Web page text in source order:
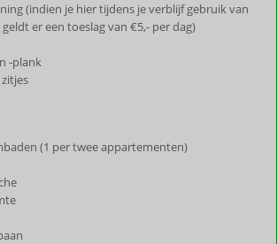
(indien je hier tijdens je verblijf gebruik van
er een toeslag van €5,- per dag)
-plank
(1 per twee appartementen)